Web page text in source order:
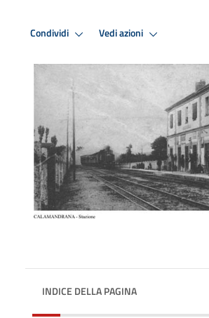
Condividi Vedi azioni
INDICE DELLA PAGINA